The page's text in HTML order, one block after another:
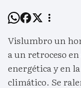
Vislumbro un
a un retroceso
energética y en
climático. Se